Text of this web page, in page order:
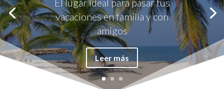
El lugar ideal para pasar tus
vacaciones en familia y con
amigos
Leer más